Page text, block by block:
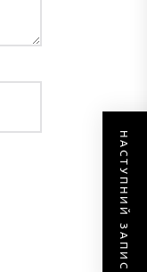
НАСТУПНИЙ ЗАПИС